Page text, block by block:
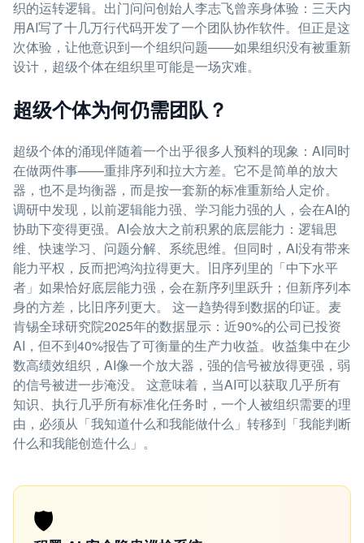
织的运转逻辑。出门问问创始人李志飞曾亲身体验：三天内
用AI写了十几万行代码开发了一个团队协作软件。但正是这
次体验，让他意识到一个组织问题——如果组织没有被重新
设计，超级个体在组织里可能是一场灾难。
超级个体为何仍需团队？
超级个体的涌现伴随着一个出乎很多人预料的现象：AI同时
在做两件事——重排序列和拉大方差。它不是简单的放大
器，也不是均衡器，而是按一套新的标准重新给人定价。
调研中发现，以前逻辑能力强、学习能力强的人，会在AI的
协助下变得更强。AI会放大之前积累的底层能力：逻辑思
维、快速学习、问题分解、系统思维。但同时，AI没有带来
能力平权，反而把鸿沟拉得更大。旧序列里的「中下水平
者」如果恰好底层能力强，会在新序列里跃升；但新序列本
身的方差，比旧序列更大。 这一趋势得到数据的印证。麦
肯锡全球研究院2025年的数据显示：近90%的公司已投资
AI，但不到40%报告了可衡量的生产力收益。收益集中在少
数高绩效组织，AI像一个放大器，强的信号被放得更强，弱
的信号被进一步淹没。 这意味着，当AI可以获取几乎所有
知识、执行几乎所有标准化任务时，一个人被组织需要的理
由，必须从「我知道什么和我能做什么」转移到「我能判断
什么和我能创造什么」。
🛡️